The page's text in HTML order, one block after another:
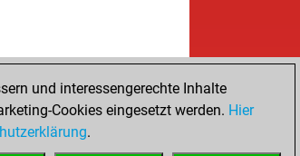
und interessengerechte Inhalte
Cookies eingesetzt werden. Hier
.